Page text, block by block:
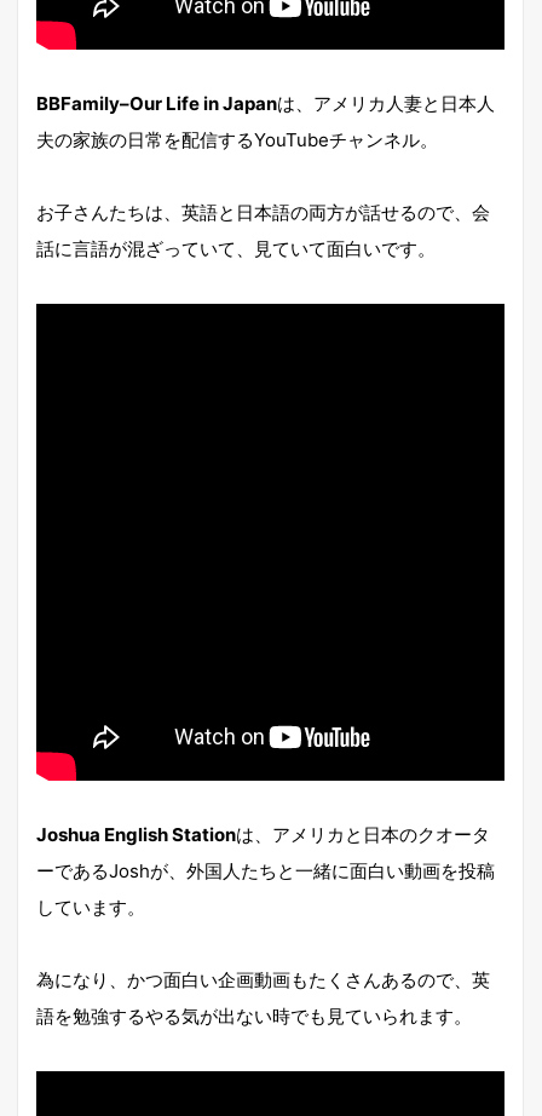
BBFamily–Our Life in Japanは、アメリカ人妻と日本人
夫の家族の日常を配信するYouTubeチャンネル。
お子さんたちは、英語と日本語の両方が話せるので、会
話に言語が混ざっていて、見ていて面白いです。
Joshua English Stationは、アメリカと日本のクオータ
ーであるJoshが、外国人たちと一緒に面白い動画を投稿
しています。
為になり、かつ面白い企画動画もたくさんあるので、英
語を勉強するやる気が出ない時でも見ていられます。